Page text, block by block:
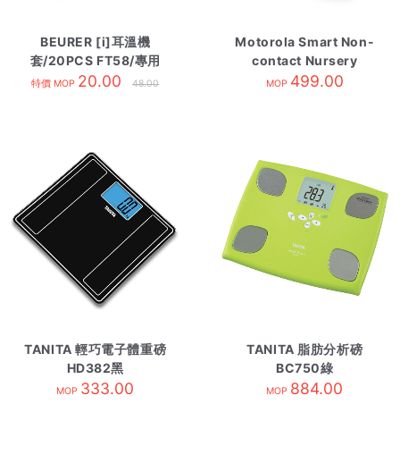
BEURER [i]耳溫機
套/20PCS FT58/專用
特價 MOP 20.00 48.00
Motorola Smart Non-
contact Nursery
Thermometer white
MOP 499.00
TANITA 輕巧電子體重磅
HD382黑
MOP 333.00
TANITA 脂肪分析磅
BC750綠
MOP 884.00